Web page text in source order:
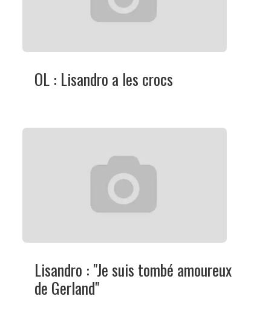
OL : Lisandro a les crocs
Lisandro : "Je suis tombé amoureux
de Gerland"